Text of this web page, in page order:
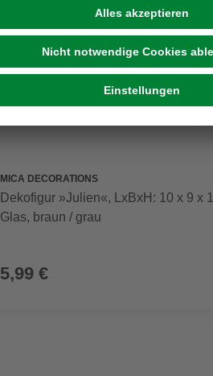
MICA DECORATIONS
Dekofigur »Julien«, LxBxH: 10 x 9 x
Glas, braun / grau
5,99 €